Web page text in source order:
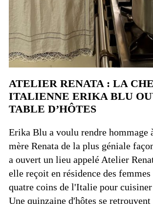
ATELIER RENATA : LA
ITALIENNE ERIKA BLU
TABLE D’HÔTES
Erika Blu a voulu rendre hommage
mère Renata de la plus géniale
a ouvert un lieu appelé Atelier
elle reçoit en résidence des femmes
quatre coins de l'Italie pour
Une quinzaine d'hôtes se